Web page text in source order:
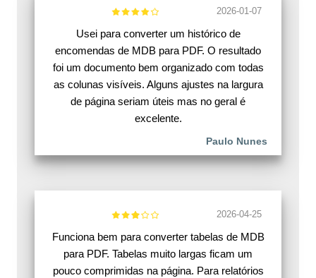
2026-01-07
Usei para converter um histórico de
encomendas de MDB para PDF. O resultado
foi um documento bem organizado com todas
as colunas visíveis. Alguns ajustes na largura
de página seriam úteis mas no geral é
excelente.
Paulo Nunes
2026-04-25
Funciona bem para converter tabelas de MDB
para PDF. Tabelas muito largas ficam um
pouco comprimidas na página. Para relatórios